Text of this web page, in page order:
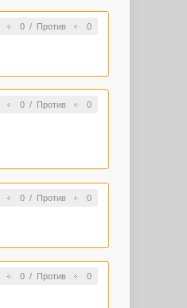
0/ Против 0
0/ Против 0
0/ Против 0
0/ Против 0